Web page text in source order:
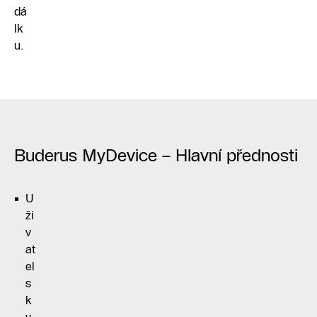
dá
lk
u.
Buderus MyDevice – Hlavní přednosti
U
ži
v
at
el
s
k